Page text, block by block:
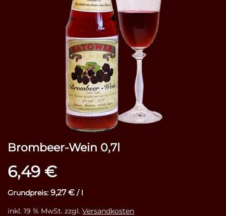
Brombeer-Wein 0,7l
6,49 €
Grundpreis: 9,27€ / l
inkl. 19 % MwSt. zzgl. Versandkosten